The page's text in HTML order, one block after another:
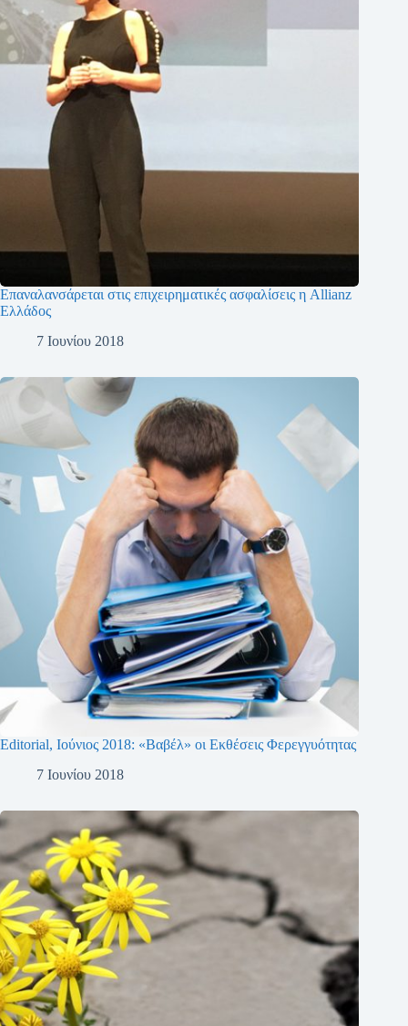
Επαναλανσάρεται στις επιχειρηματικές ασφαλίσεις η Allianz
Ελλάδος
7 Ιουνίου 2018
Editorial, Ιούνιος 2018: «Βαβέλ» οι Εκθέσεις Φερεγγυότητας
7 Ιουνίου 2018